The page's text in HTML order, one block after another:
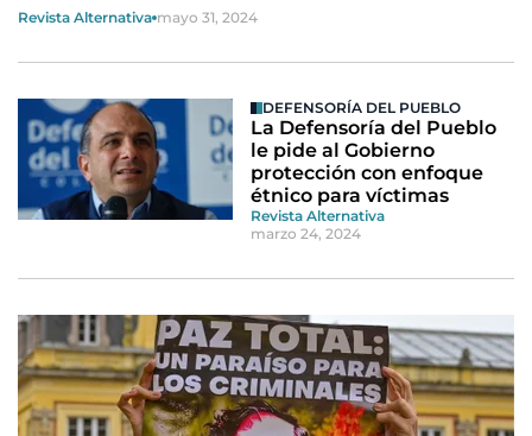
Revista Alternativa mayo 31, 2024
DEFENSORÍA DEL PUEBLO
La Defensoría del Pueblo
le pide al Gobierno
protección con enfoque
étnico para víctimas
Revista Alternativa
marzo 24, 2024